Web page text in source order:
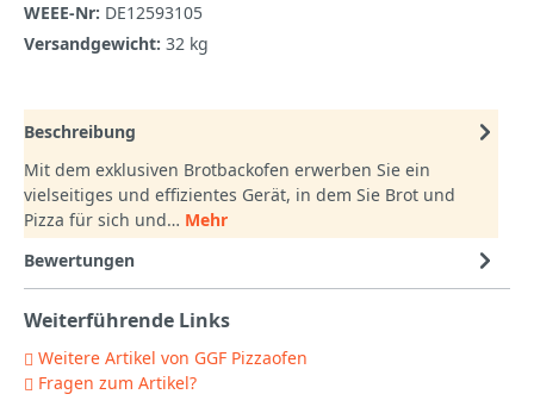
WEEE-Nr: DE12593105
Versandgewicht: 32 kg
Beschreibung
Mit dem exklusiven Brotbackofen erwerben Sie ein
vielseitiges und effizientes Gerät, in dem Sie Brot und
Pizza für sich und… Mehr
Bewertungen
Weiterführende Links
Weitere Artikel von GGF Pizzaofen
Fragen zum Artikel?